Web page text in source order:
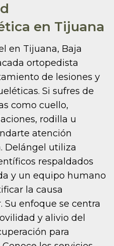
en Tijuana
en Tijuana, Baja
ortopedista
de lesiones y
Si sufres de
como cuello,
rodilla u
atención
Delángel utiliza
respaldados
y un equipo humano
la causa
enfoque se centra
y alivio del
para